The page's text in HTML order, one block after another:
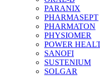
PARANIX
PHARMASEPT
PHARMATON
PHYSIOMER
POWER
SANOFI
SUSTENIUM
SOLGAR